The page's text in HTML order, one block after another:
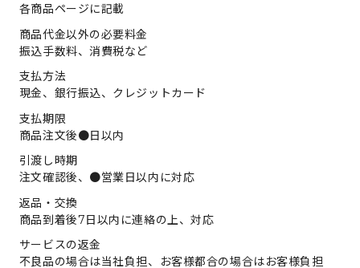
各商品ページに記載
商品代金以外の必要料金
振込手数料、消費税など
支払方法
現金、銀行振込、クレジットカード
支払期限
商品注文後●日以内
引渡し時期
注文確認後、●営業日以内に対応
返品・交換
商品到着後7日以内に連絡の上、対応
サービスの返金
不良品の場合は当社負担、お客様都合の場合はお客様負担